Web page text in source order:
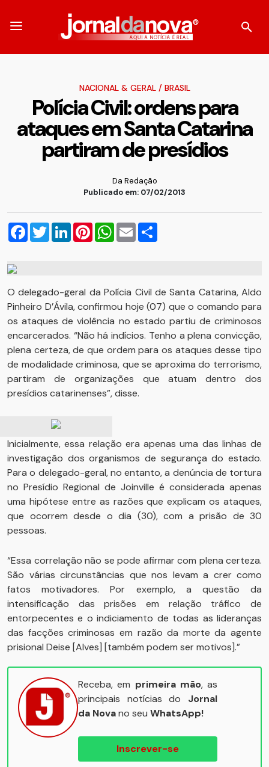
NACIONAL & GERAL/ BRASIL
Polícia Civil: ordens para
ataques em Santa Catarina
partiram de presídios
Da Redação
Publicado em: 07/02/2013
Facebook
TwitterLinkedInPinterestWhatsApp
Email
O delegado-geral da Polícia Civil de Santa Catarina, Aldo
Pinheiro D’Ávila, confirmou hoje (07) que o comando para
os ataques de violência no estado partiu de criminosos
encarcerados. “Não há indícios. Tenho a plena convicção,
plena certeza, de que ordem para os ataques desse tipo
de modalidade criminosa, que se aproxima do terrorismo,
partiram de organizações que atuam dentro dos
presídios catarinenses”, disse.
Inicialmente, essa relação era apenas uma das linhas de
investigação dos organismos de segurança do estado.
Para o delegado-geral, no entanto, a denúncia de tortura
no Presídio Regional de Joinville é considerada apenas
uma hipótese entre as razões que explicam os ataques,
que ocorrem desde o dia (30), com a prisão de 30
pessoas.
“Essa correlação não se pode afirmar com plena certeza.
São várias circunstâncias que nos levam a crer como
fatos motivadores. Por exemplo, a questão da
intensificação das prisões em relação tráfico de
entorpecentes e o indiciamento de todas as lideranças
das facções criminosas em razão da morte da agente
prisional Deise [Alves] [também podem ser motivos].”
Receba, em primeira mão, as
principais notícias do Jornal
da Novano seu WhatsApp!
Inscrever-se